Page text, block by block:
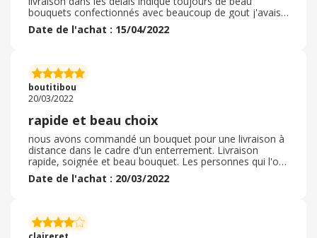
bouquets confectionnés avec beaucoup de gout j'avais
commandé un bouqte surprise coloré et parfait
deuxieme fois que je commande chez eux ! quand ya un
commande sur le site entre fleuristes je recommande
les yeux fermes en plus il y a pas mal de choix dans
differentes categories
Date de l'achat : 15/04/2022
boutitibou
20/03/2022
rapide et beau choix
nous avons commandé un bouquet pour une livraison à
distance dans le cadre d'un enterrement. Livraison
rapide, soignée et beau bouquet. Les personnes qui l'ont
vu nous ont confirmé qu'il était magnifique. Nous
recommandons et n'hésiterons pas à refaire appel à ce
site : une photo du bouquet au départ de chez le
fleuriste serait un plus pour l'acheteur qui ne reçoit pas
Date de l'achat : 20/03/2022